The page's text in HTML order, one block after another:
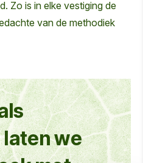
Zo is in elke vestiging de
van de methodiek
laten we